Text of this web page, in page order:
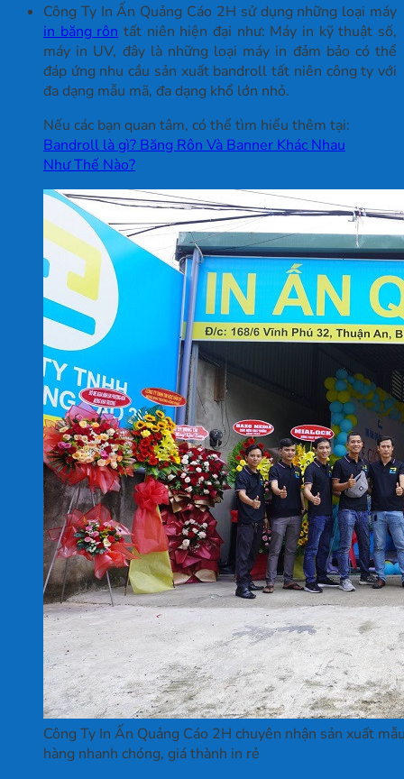
Công Ty In Ấn Quảng Cáo 2H sử dụng những loại máy
in băng rôn tất niên hiện đại như: Máy in kỹ thuật số,
máy in UV, đây là những loại máy in đảm bảo có thể
đáp ứng nhu cầu sản xuất bandroll tất niên công ty với
đa dạng mẫu mã, đa dạng khổ lớn nhỏ.
Nếu các bạn quan tâm, có thể tìm hiểu thêm tại:
Bandroll là gì? Băng Rôn Và Banner Khác Nhau
Như Thế Nào?
Công Ty In Ấn Quảng Cáo 2H chuyên nhận sản xuất
hàng nhanh chóng, giá thành in rẻ